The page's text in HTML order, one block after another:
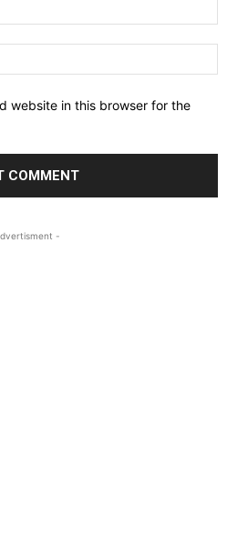
website in this browser for the
-